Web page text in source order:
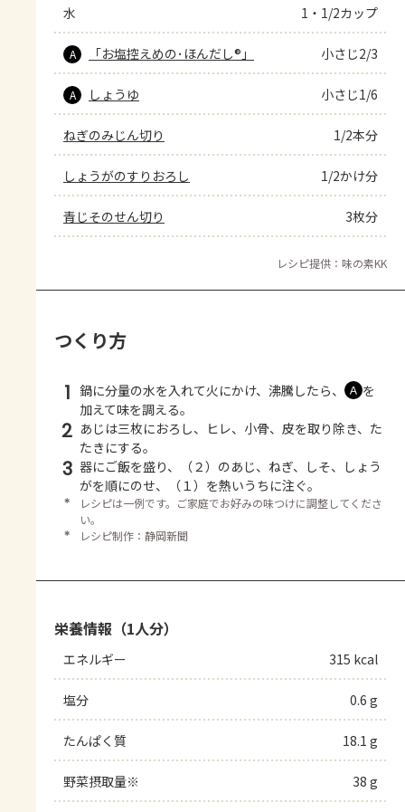
水 1・1/2カップ
A 「お塩控えめの･ほんだし®」 小さじ2/3
A しょうゆ 小さじ1/6
ねぎのみじん切り 1/2本分
しょうがのすりおろし 1/2かけ分
青じそのせん切り 3枚分
レシピ提供：味の素KK
つくり方
1 鍋に分量の水を入れて火にかけ、沸騰したら、 Ａ を
加えて味を調える。
2 あじは三枚におろし、ヒレ、小骨、皮を取り除き、た
たきにする。
3 器にご飯を盛り、（２）のあじ、ねぎ、しそ、しょう
がを順にのせ、（１）を熱いうちに注ぐ。
＊
レシピは一例です。ご家庭でお好みの味つけに調整してくださ
い。
＊
レシピ制作：静岡新聞
栄養情報（1人分）
エネルギー 315 kcal
塩分 0.6 g
たんぱく質 18.1 g
野菜摂取量※ 38 g